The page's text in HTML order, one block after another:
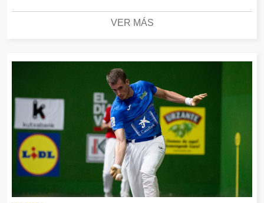
VER MÁS